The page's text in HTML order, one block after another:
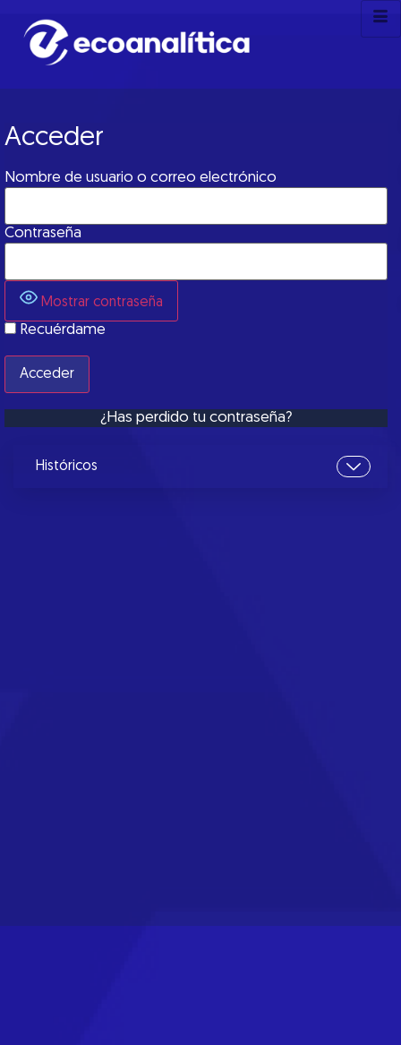
Acceder
Nombre de usuario o correo electrónico
Contraseña
Mostrar contraseña
Recuérdame
¿Has perdido tu contraseña?
Históricos